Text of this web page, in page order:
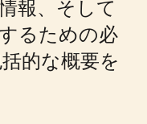
報、そして
るための必
的な概要を